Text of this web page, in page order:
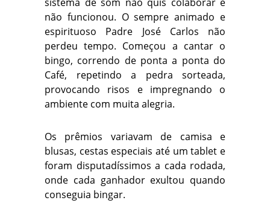
não funcionou. O sempre animado e
espirituoso Padre José Carlos não
perdeu tempo. Começou a cantar o
bingo, correndo de ponta a ponta do
Café, repetindo a pedra sorteada,
provocando risos e impregnando o
ambiente com muita alegria.
Os prêmios variavam de camisa e
blusas, cestas especiais até um tablet e
foram disputadíssimos a cada rodada,
onde cada ganhador exultou quando
conseguia bingar.